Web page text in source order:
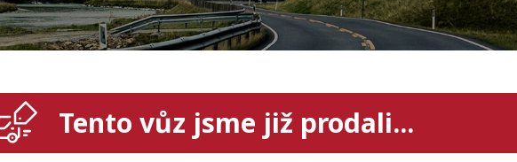
Tento vůz jsme již prodali...